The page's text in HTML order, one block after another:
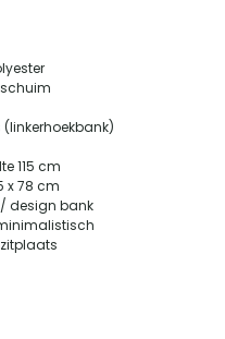
115 cm
x 78 cm
design bank